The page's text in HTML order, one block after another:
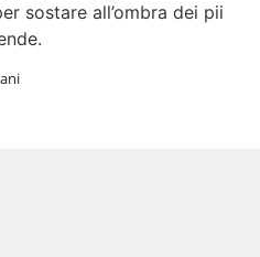
sostare all’ombra dei pii